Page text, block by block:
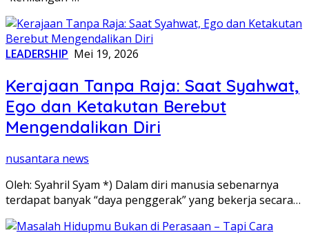
LEADERSHIP Mei 19, 2026
Kerajaan Tanpa Raja: Saat Syahwat,
Ego dan Ketakutan Berebut
Mengendalikan Diri
nusantara news
Oleh: Syahril Syam *) Dalam diri manusia sebenarnya
terdapat banyak “daya penggerak” yang bekerja secara…